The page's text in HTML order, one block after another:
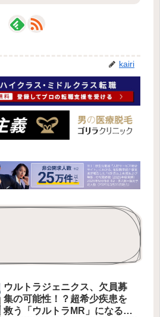
kairi
ウルトラジェニクス、欠員募
集の可能性！？超希少疾患を
救う「ウルトラMR」になるた